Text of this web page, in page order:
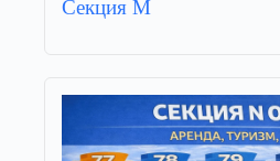
Секция M